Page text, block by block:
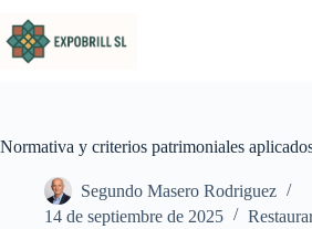
Normativa y criterios patrimoniales
Segundo Masero Rodriguez
14 de septiembre de 2025